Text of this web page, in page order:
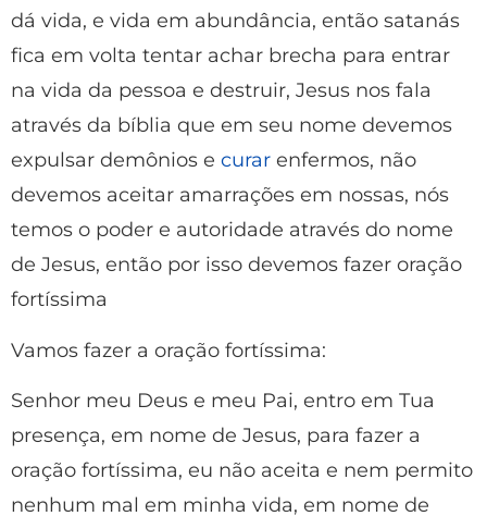
dá vida, e vida em abundância, então satanás
fica em volta tentar achar brecha para entrar
na vida da pessoa e destruir, Jesus nos fala
através da bíblia que em seu nome devemos
expulsar demônios e curar enfermos, não
devemos aceitar amarrações em nossas, nós
temos o poder e autoridade através do nome
de Jesus, então por isso devemos fazer oração
fortíssima
Vamos fazer a oração fortíssima:
Senhor meu Deus e meu Pai, entro em Tua
presença, em nome de Jesus, para fazer a
oração fortíssima, eu não aceita e nem permito
nenhum mal em minha vida, em nome de